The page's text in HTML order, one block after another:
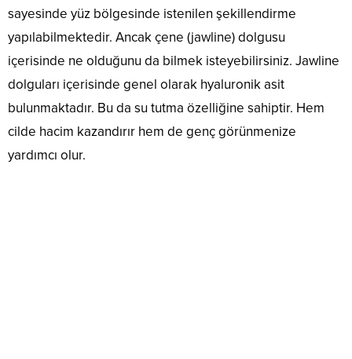
sayesinde yüz bölgesinde istenilen şekillendirme
yapılabilmektedir. Ancak çene (jawline) dolgusu
içerisinde ne olduğunu da bilmek isteyebilirsiniz. Jawline
dolguları içerisinde genel olarak hyaluronik asit
bulunmaktadır. Bu da su tutma özelliğine sahiptir. Hem
cilde hacim kazandırır hem de genç görünmenize
yardımcı olur.